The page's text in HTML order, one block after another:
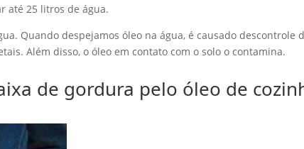
até 25 litros de água.
Quando despejamos óleo na água, é causado descontrole
Além disso, o óleo em contato com o solo o contamina.
de gordura pelo óleo de